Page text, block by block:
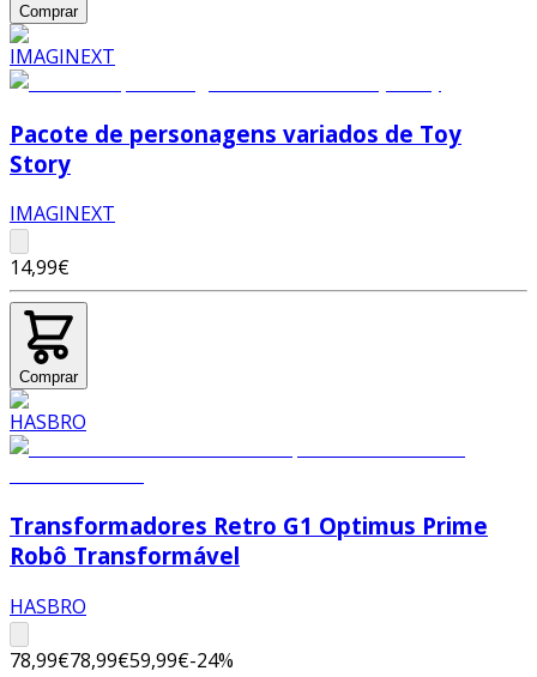
Comprar
Pacote de personagens variados de Toy
Story
IMAGINEXT
14,99€
Comprar
Transformadores Retro G1 Optimus Prime
Robô Transformável
HASBRO
78,99€78,99€59,99€-24%